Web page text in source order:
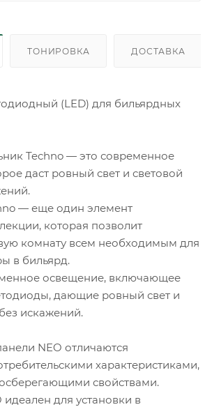
ТОНИРОВКА ДОСТАВКА
(LED) для бильярдных
Techno — это современное
даст ровный свет и световой
— еще один элемент
которая позволит
комнату всем необходимым для
в бильярд.
освещение, включающее
дающие ровный свет и
искажений.
NEO отличаются
характеристиками,
свойствами.
идеален для установки в